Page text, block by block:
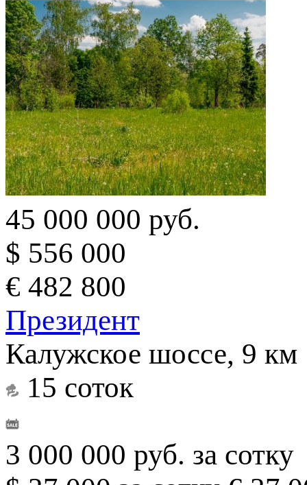
45 000 000 руб.
$ 556 000
€ 482 800
Президент
Калужское шоссе, 9 км
15 соток
3 000 000 руб. за сотку